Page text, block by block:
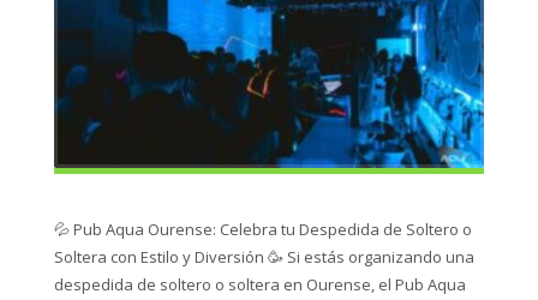
💦 Pub Aqua Ourense: Celebra tu Despedida de Soltero o
Soltera con Estilo y Diversión 🥳 Si estás organizando una
despedida de soltero o soltera en Ourense, el Pub Aqua